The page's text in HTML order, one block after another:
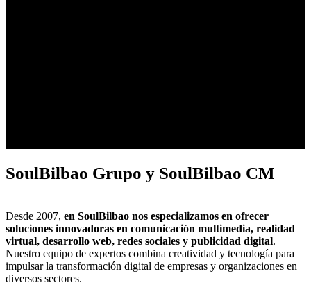
SoulBilbao Grupo y SoulBilbao CM
Desde 2007, en SoulBilbao nos especializamos en ofrecer
soluciones innovadoras en comunicación multimedia, realidad
virtual, desarrollo web, redes sociales y publicidad digital.
Nuestro equipo de expertos combina creatividad y tecnología para
impulsar la transformación digital de empresas y organizaciones en
diversos sectores.